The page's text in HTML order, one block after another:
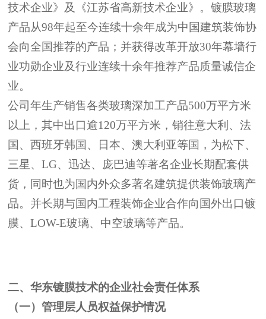
技术企业》及《江苏省高新技术企业》。镀膜玻璃
产品从98年起至今连续十余年成为中国建筑装饰协
会向全国推荐的产品；并获得改革开放30年幕墙行
业功勋企业及行业连续十余年推荐产品质量诚信企
业。
公司年生产销售各类玻璃深加工产品500万平方米
以上，其中出口逾120万平方米，销往意大利、法
国、西班牙韩国、日本、澳大利亚等国，为松下、
三星、LG、迅达、庞巴迪等著名企业长期配套供
货，同时也为国内外众多著名建筑提供装饰玻璃产
品。并长期与国内工程装饰企业合作向国外出口镀
膜、LOW-E玻璃、中空玻璃等产品。
二、华东镀膜技术的企业社会责任体系
（一）管理层人员权益保护情况